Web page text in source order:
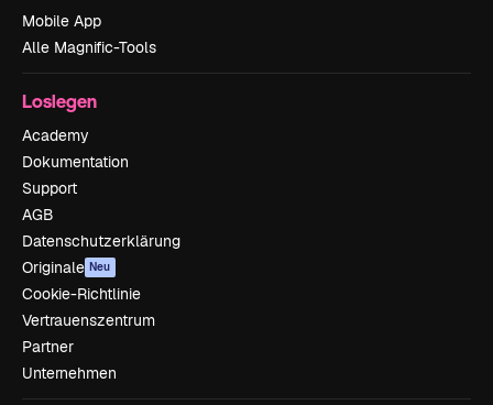
Mobile App
Alle Magnific-Tools
Loslegen
Academy
Dokumentation
Support
AGB
Datenschutzerklärung
Originale Neu
Cookie-Richtlinie
Vertrauenszentrum
Partner
Unternehmen